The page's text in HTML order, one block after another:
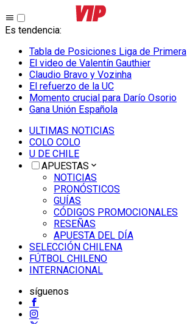
Es tendencia:
Tabla de Posiciones Liga de Primera
El video de Valentín Gauthier
Claudio Bravo y Vozinha
El refuerzo de la UC
Momento crucial para Darío Osorio
Gana Unión Española
ULTIMAS NOTICIAS
COLO COLO
U DE CHILE
APUESTAS
NOTICIAS
PRONÓSTICOS
GUÍAS
CÓDIGOS PROMOCIONALES
RESEÑAS
APUESTA DEL DÍA
SELECCIÓN CHILENA
FÚTBOL CHILENO
INTERNACIONAL
síguenos